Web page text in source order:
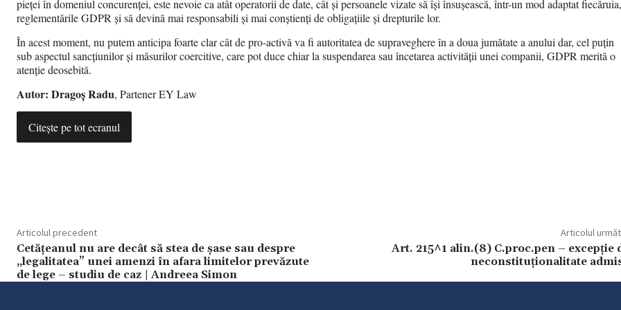
pieței în domeniul concurenței, este nevoie ca atât operatorii de date, cât și persoanele vizate să își însușească, într-un mod adaptat fiecăruia,
reglementările GDPR și să devină mai responsabili și mai conștienți de obligațiile și drepturile lor.
În acest moment, nu putem anticipa foarte clar cât de pro-activă va fi autoritatea de supraveghere în a doua jumătate a anului dar, cel puțin
sub aspectul sancțiunilor și măsurilor coercitive, care pot duce chiar la suspendarea sau încetarea activității unei companii, GDPR merită o
atenție deosebită.
Autor: Dragoş Radu, Partener EY Law
Citește pe tot ecranul
Articolul precedent
Cetățeanul nu are decât să stea de șase sau despre
„legalitatea” unei amenzi în afara limitelor prevăzute
de lege – studiu de caz | Andreea Simon
Articolul
Art. 215^1 alin.(8) C.proc.pen – excepție
neconstituţionalitate